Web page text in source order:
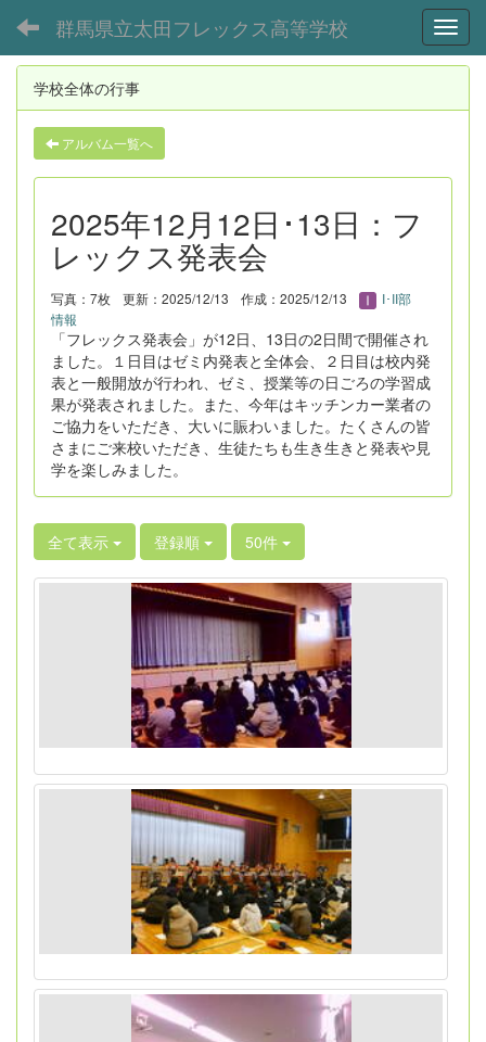
群馬県立太田フレックス高等学校
学校全体の行事
アルバム一覧へ
2025年12月12日･13日：フ
レックス発表会
写真：7枚 更新：2025/12/13 作成：2025/12/13
I･II部
情報
「フレックス発表会」が12日、13日の2日間で開催され
ました。１日目はゼミ内発表と全体会、２日目は校内発
表と一般開放が行われ、ゼミ、授業等の日ごろの学習成
果が発表されました。また、今年はキッチンカー業者の
ご協力をいただき、大いに賑わいました。たくさんの皆
さまにご来校いただき、生徒たちも生き生きと発表や見
学を楽しみました。
全て表示 登録順 50件